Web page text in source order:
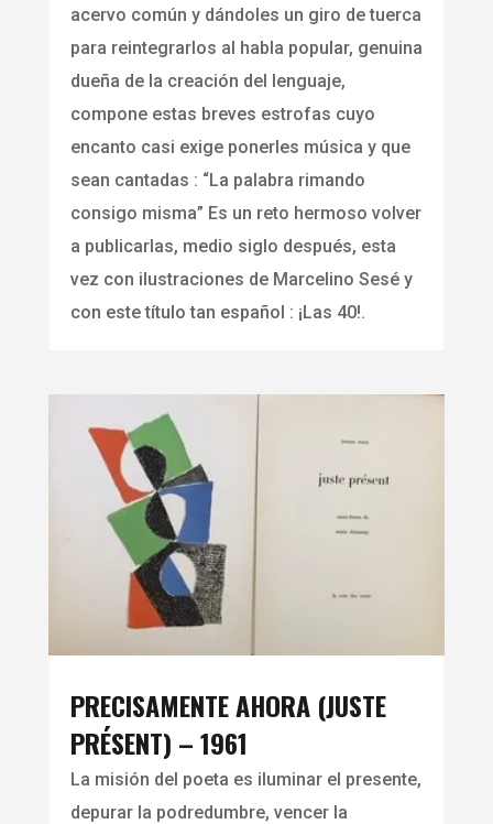
acervo común y dándoles un giro de tuerca
para reintegrarlos al habla popular, genuina
dueña de la creación del lenguaje,
compone estas breves estrofas cuyo
encanto casi exige ponerles música y que
sean cantadas : “La palabra rimando
consigo misma” Es un reto hermoso volver
a publicarlas, medio siglo después, esta
vez con ilustraciones de Marcelino Sesé y
con este título tan español : ¡Las 40!.
PRECISAMENTE AHORA (JUSTE
PRÉSENT) – 1961
La misión del poeta es iluminar el presente,
depurar la podredumbre, vencer la